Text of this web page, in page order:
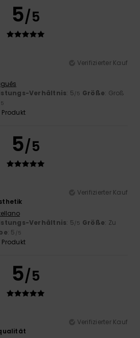
5/5
Verifizierter Kauf
Verhältnis: 5/5 Größe: Groß
5/5
Verifizierter Kauf
Verhältnis: 5/5 Größe: Zu
: 5 /5
5/5
Verifizierter Kauf